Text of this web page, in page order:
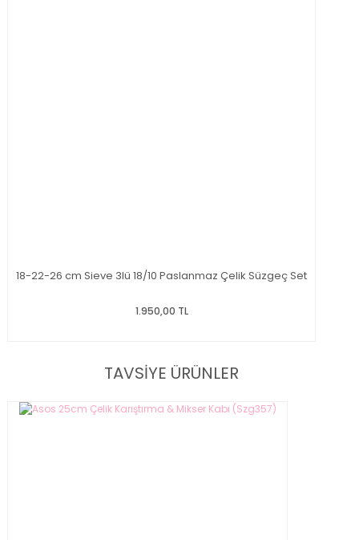
18-22-26 cm Sieve 3lü 18/10 Paslanmaz Çelik Süzgeç Set
1.950,00 TL
TAVSİYE ÜRÜNLER